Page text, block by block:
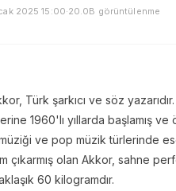
2025 15:00·20.0B görüntülenme
Türk şarkıcı ve söz
1960'lı yıllarda başlamış ve
ve pop müzik türlerinde
çıkarmış olan Akkor, sahne
60 kilogramdır.